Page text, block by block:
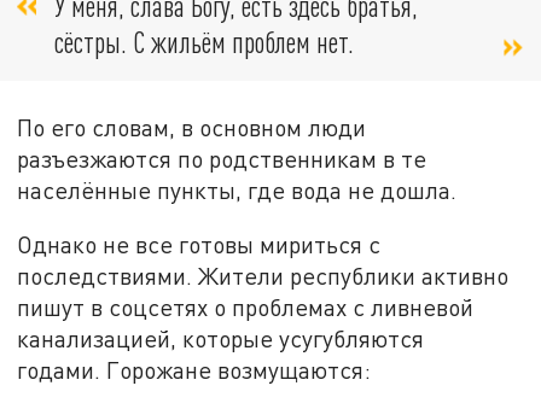
сёстры. С жильём проблем нет.
По его словам, в основном люди
разъезжаются по родственникам в те
населённые пункты, где вода не дошла.
Однако не все готовы мириться с
последствиями. Жители республики активно
пишут в соцсетях о проблемах с ливневой
канализацией, которые усугубляются
годами. Горожане возмущаются: